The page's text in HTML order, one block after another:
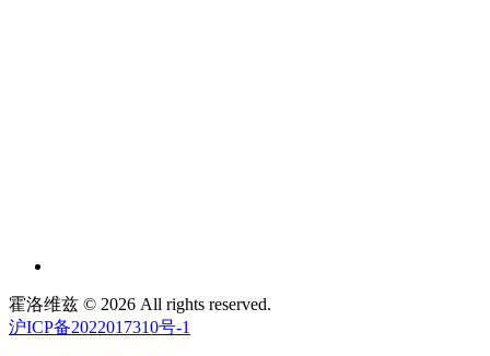
霍洛维兹 © 2026 All rights reserved.
沪ICP备2022017310号-1